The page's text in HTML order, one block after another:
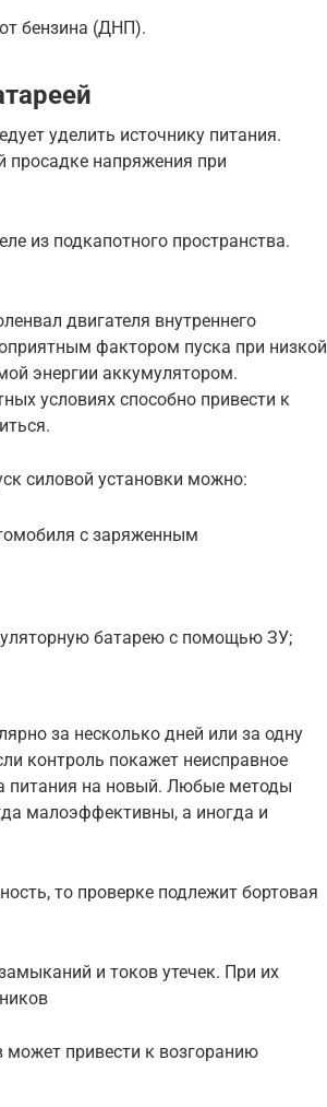
бензина (ДНП).
уделить источнику питания.
просадке напряжения при
из подкапотного пространства.
двигателя внутреннего
фактором пуска при низкой
энергии аккумулятором.
условиях способно привести к
силовой установки можно:
с заряженным
батарею с помощью ЗУ;
за несколько дней или за одну
контроль покажет неисправное
питания на новый. Любые методы
малоэффективны, а иногда и
то проверке подлежит бортовая
и токов утечек. При их
может привести к возгоранию